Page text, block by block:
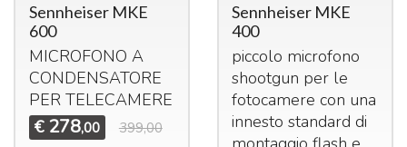
Sennheiser MKE
600
MICROFONO A
CONDENSATORE
PER TELECAMERE
€ 278,00 399,00
Sennheiser MKE
400
piccolo microfono
shootgun per le
fotocamere con una
innesto standard di